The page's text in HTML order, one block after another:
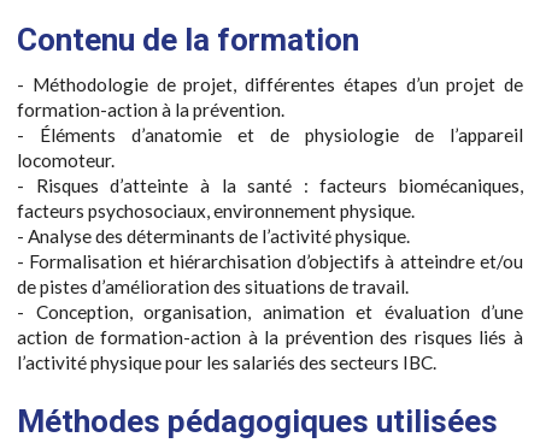
Contenu de la formation
- Méthodologie de projet, différentes étapes d’un projet de
formation-action à la prévention.
- Éléments d’anatomie et de physiologie de l’appareil
locomoteur.
- Risques d’atteinte à la santé : facteurs biomécaniques,
facteurs psychosociaux, environnement physique.
- Analyse des déterminants de l’activité physique.
- Formalisation et hiérarchisation d’objectifs à atteindre et/ou
de pistes d’amélioration des situations de travail.
- Conception, organisation, animation et évaluation d’une
action de formation-action à la prévention des risques liés à
l’activité physique pour les salariés des secteurs IBC.
Méthodes pédagogiques utilisées